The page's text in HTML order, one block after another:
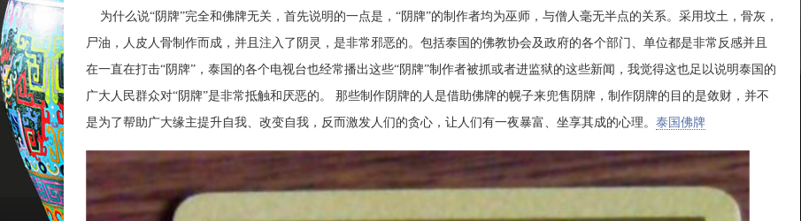
为什么说“阴牌”完全和佛牌无关，首先说明的一点是，“阴牌”的制作者均为巫师，与僧人毫无半点的关系。采用坟土，骨灰，
尸油，人皮人骨制作而成，并且注入了阴灵，是非常邪恶的。包括泰国的佛教协会及政府的各个部门、单位都是非常反感并且
在一直在打击“阴牌”，泰国的各个电视台也经常播出这些“阴牌”制作者被抓或者进监狱的这些新闻，我觉得这也足以说明泰国的
广大人民群众对“阴牌”是非常抵触和厌恶的。 那些制作阴牌的人是借助佛牌的幌子来兜售阴牌，制作阴牌的目的是敛财，并不
是为了帮助广大缘主提升自我、改变自我，反而激发人们的贪心，让人们有一夜暴富、坐享其成的心理。 泰国佛牌